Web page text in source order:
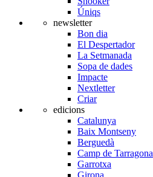
Úniqs
newsletter
Bon dia
El Despertador
La Setmanada
Sopa de dades
Impacte
Nextletter
Criar
edicions
Catalunya
Baix Montseny
Berguedà
Camp de Tarragona
Garrotxa
Girona